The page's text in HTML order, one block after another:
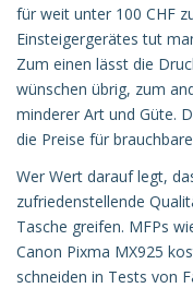
für weit unter 100 CHF
Einsteigergerätes tut
Zum einen lässt die
wünschen übrig, zum
minderer Art und Güte.
die Preise für
Wer Wert darauf legt,
zufriedenstellende
Tasche greifen. MFPs
Canon Pixma MX925
schneiden in Tests von